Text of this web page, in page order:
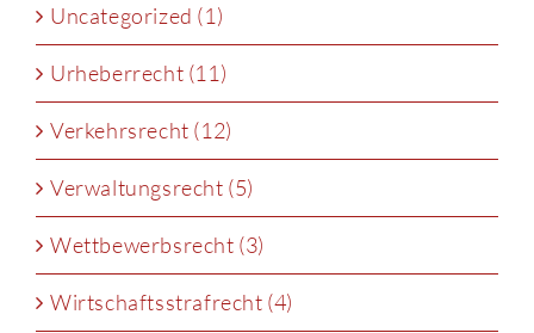
Uncategorized (1)
Urheberrecht (11)
Verkehrsrecht (12)
Verwaltungsrecht (5)
Wettbewerbsrecht (3)
Wirtschaftsstrafrecht (4)